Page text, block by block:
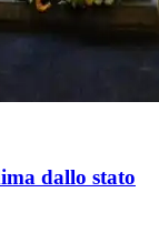
dallo stato